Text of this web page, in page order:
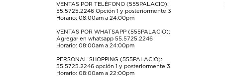
formularioformulario
de
formulario
de
formulario
de
formulario
de
envío.
VENTAS POR TELÉFONO (555PALACIO):
55.5725.2246 Opción 1 y posteriormente 3
Horario: 08:00am a 24:00pm
VENTAS POR WHATSAPP (555PALACIO):
Agregar en whatsapp 55.5725.2246
Horario: 08:00am a 24:00pm
PERSONAL SHOPPING (555PALACIO):
55.5725.2246 opción 1 y posteriormente 3
Horario: 08:00am a 22:00pm